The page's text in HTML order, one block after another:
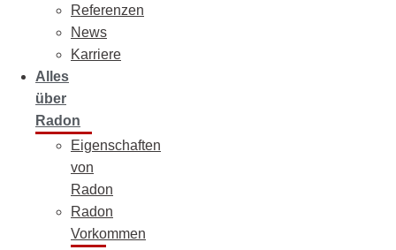
Referenzen
News
Karriere
Alles
über
Radon
Eigenschaften
von
Radon
Radon
Vorkommen